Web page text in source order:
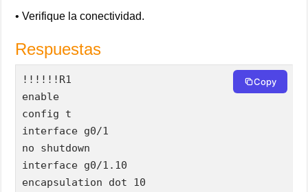
• Verifique la conectividad.
Respuestas
!!!!!!R1
enable
config t
interface g0/1
no shutdown
interface g0/1.10
encapsulation dot 10
Copy